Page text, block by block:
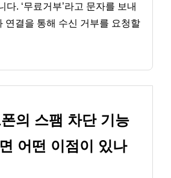
다. ‘무료거부’라고 문자를 보내
연결을 통해 수신 거부를 요청할
의 스팸 차단 기능
어떤 이점이 있나